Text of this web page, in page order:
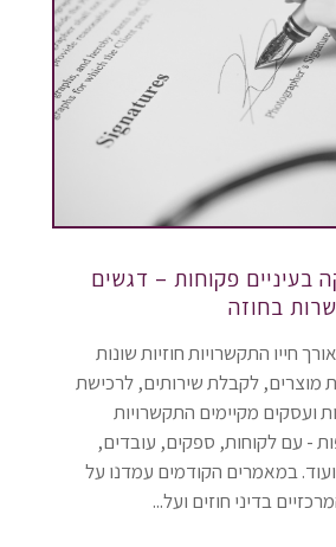
בעיניים פקוחות – דגשים
בחוזה
חייו התקשרויות חוזיות שונות
מוצרים, לקבלת שירותים, לרכישת
ועסקים מקיימים התקשרויות
- עם לקוחות, ספקים, עובדים,
במאמרים הקודמים עמדנו על
בדיני חוזים ועל...